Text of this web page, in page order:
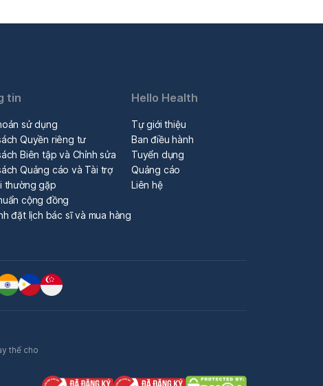
tin
sử dụng
Quyền riêng tư
Biên tập và Chỉnh sửa
Quảng cáo và Tài trợ
thường gặp
cộng đồng
đặt lịch bác sĩ và mua hàng
Hello Health
Tự giới thiệu
Ban điều hành
Tuyển dụng
Quảng cáo
Liên hệ
thế cho